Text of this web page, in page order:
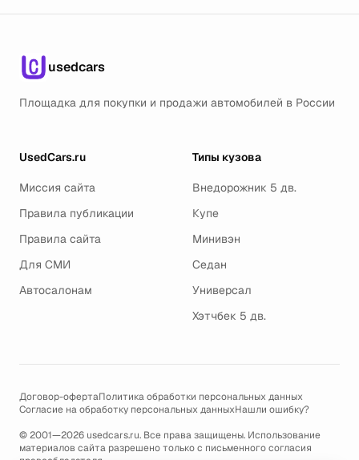
usedcars
Площадка для покупки и продажи автомобилей в России
UsedCars.ru
Миссия сайта
Правила публикации
Правила сайта
Для СМИ
Автосалонам
Типы кузова
Внедорожник 5 дв.
Купе
Минивэн
Седан
Универсал
Хэтчбек 5 дв.
Договор-офертаПолитика обработки персональных данных
Согласие на обработку персональных данныхНашли ошибку?
© 2001—2026 usedcars.ru. Все права защищены. Использование
материалов сайта разрешено только с письменного согласия